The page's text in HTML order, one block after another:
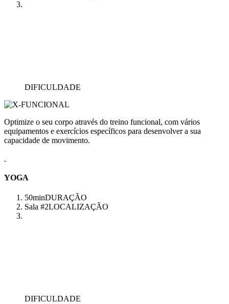
DIFICULDADE
Optimize o seu corpo através do treino funcional, com vários
equipamentos e exercícios específicos para desenvolver a sua
capacidade de movimento.
YOGA
50minDURAÇÃO
Sala #2LOCALIZAÇÃO
DIFICULDADE